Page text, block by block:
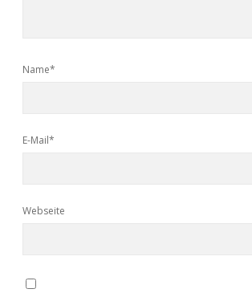
Name*
E-Mail*
Webseite